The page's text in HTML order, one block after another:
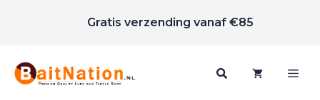
inhoud
Gratis verzending vanaf €85